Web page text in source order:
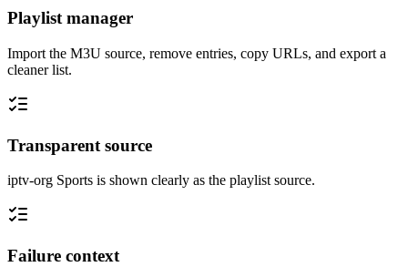
Playlist manager
Import the M3U source, remove entries, copy URLs, and export a
cleaner list.
Transparent source
iptv-org Sports is shown clearly as the playlist source.
Failure context